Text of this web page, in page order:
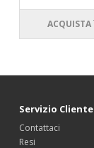
ACQUISTA
Servizio Cliente
Contattaci
Resi